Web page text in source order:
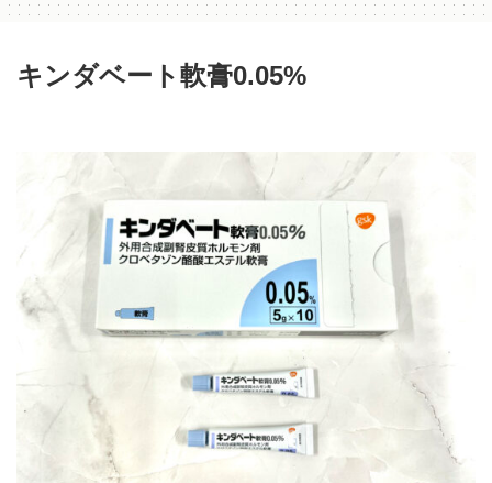
キンダベート軟膏0.05%